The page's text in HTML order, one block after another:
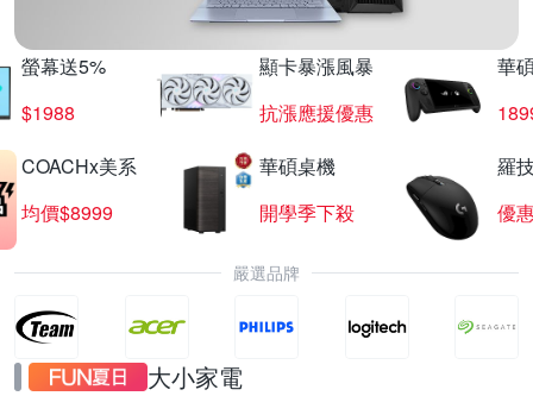
螢幕送5%
$1988
顯卡暴漲風暴
抗漲應援優惠
華
COACHx美系
均價$8999
華碩桌機
開學季下殺
羅
優
嚴選品牌
大小家電